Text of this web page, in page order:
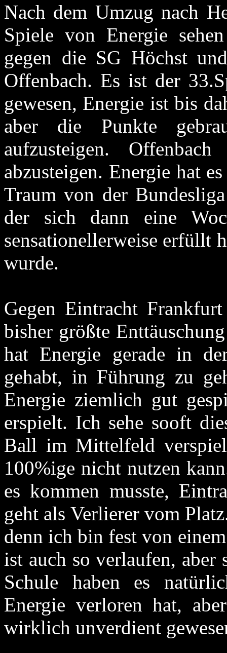
Nach dem Umzug nach
Spiele von Energie
gegen die SG Höchst
Offenbach. Es ist der
gewesen, Energie ist bis
aber die Punkte
aufzusteigen.
abzusteigen. Energie hat
Traum von der
der sich dann eine
sensationellerweise erfüllt
wurde.
Gegen Eintracht
bisher größte
hat Energie gerade in
gehabt, in Führung zu
Energie ziemlich gut
erspielt. Ich sehe sooft
Ball im Mittelfeld
100%ige nicht nutzen
es kommen musste,
geht als Verlierer vom
denn ich bin fest von
ist auch so verlaufen,
Schule haben es
Energie verloren hat,
wirklich unverdient